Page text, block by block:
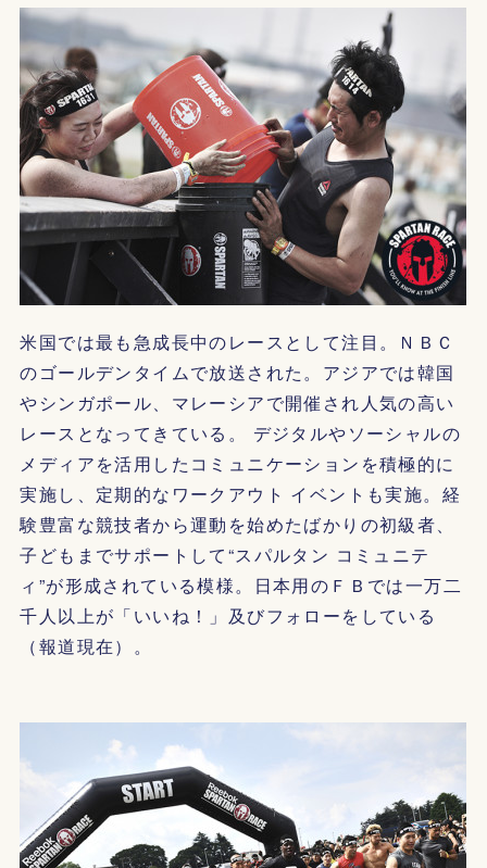
米国では最も急成長中のレースとして注目。ＮＢＣ
のゴールデンタイムで放送された。アジアでは韓国
やシンガポール、マレーシアで開催され人気の高い
レースとなってきている。 デジタルやソーシャルの
メディアを活用したコミュニケーションを積極的に
実施し、定期的なワークアウト イベントも実施。経
験豊富な競技者から運動を始めたばかりの初級者、
子どもまでサポートして“スパルタン コミュニテ
ィ”が形成されている模様。日本用のＦＢでは一万二
千人以上が「いいね！」及びフォローをしている
（報道現在）。